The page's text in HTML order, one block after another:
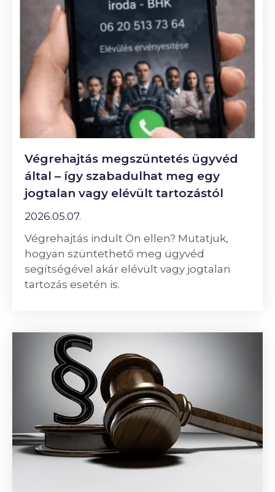
Végrehajtás megszüntetés ügyvéd
által – így szabadulhat meg egy
jogtalan vagy elévült tartozástól
2026.05.07.
Végrehajtás indult Ön ellen? Mutatjuk,
hogyan szüntethető meg ügyvéd
segítségével akár elévült vagy jogtalan
tartozás esetén is.